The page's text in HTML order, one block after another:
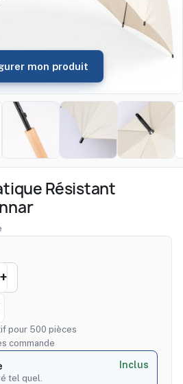
mon produit
Résistant
pour 500 pièces
commande
tel quel.
Inclus